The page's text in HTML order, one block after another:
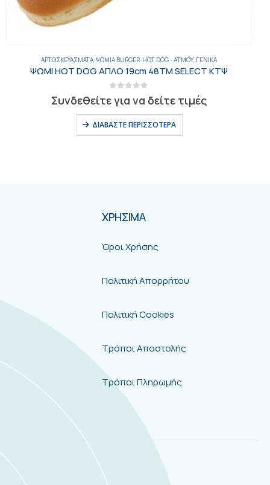
ΑΡΤΟΣΚΕΥΆΣΜΑΤΑ ΨΩΜΙΆ BURGER-HOT DOG - AΤΜΟΎ ΓΕΝΙΚΑ
ΨΩΜΙ HOT DOG ΑΠΛΟ 19cm 48ΤΜ SELECT ΚΤΨ
Συνδεθείτε για να δείτε τιμές
ΔΙΑΒΆΣΤΕ ΠΕΡΙΣΣΌΤΕΡΑ
ΧΡΗΣΙΜΑ
Όροι Χρήσης
Πολιτική Απορρήτου
Πολιτική Cookies
Τρόποι Αποστολής
Τρόποι Πληρωμής